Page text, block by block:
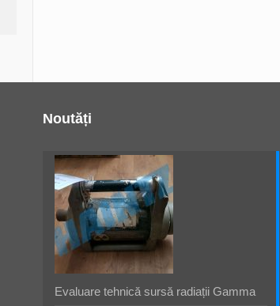
Noutăți
Evaluare tehnică sursă radiații Gamma